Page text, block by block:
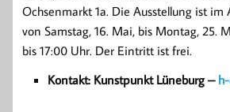
Ochsenmarkt 1a. Die Ausstellung ist im
von Samstag, 16. Mai, bis Montag, 25.
bis 17:00 Uhr. Der Eintritt ist frei.
Kontakt: Kunstpunkt Lüneburg –